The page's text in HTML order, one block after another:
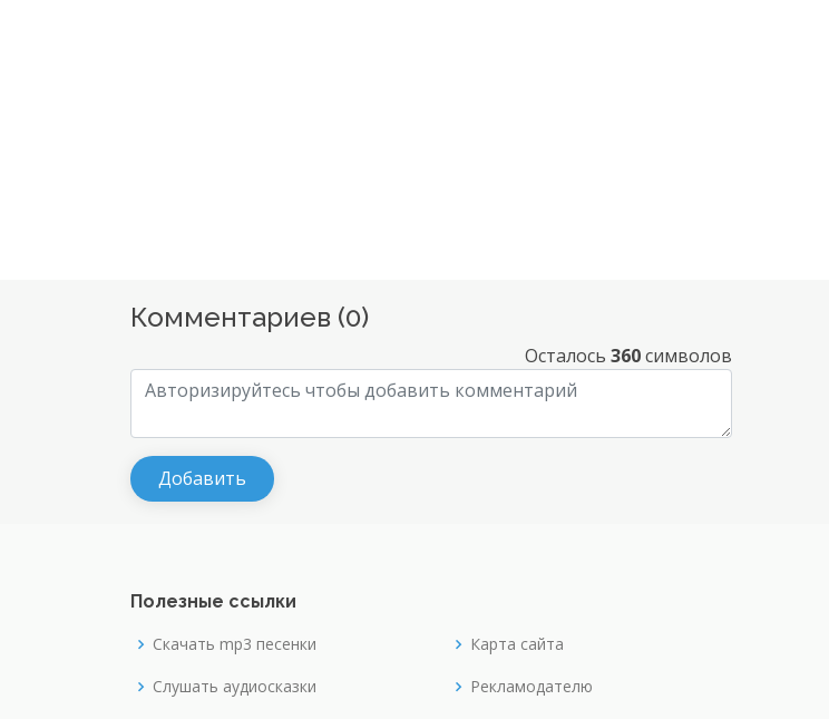
Комментариев (0)
Осталось 360символов
Полезные ссылки
Скачать mp3 песенки
Слушать аудиосказки
Карта сайта
Рекламодателю